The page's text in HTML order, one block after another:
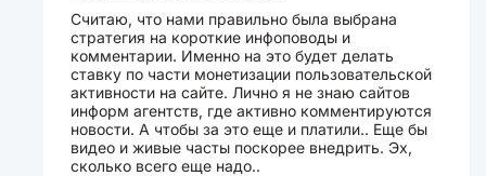
Считаю, что нами правильно была выбрана
стратегия на короткие инфоповоды и
комментарии. Именно на это будет делать
ставку по части монетизации пользовательской
активности на сайте. Лично я не знаю сайтов
информ агентств, где активно комментируются
новости. А чтобы за это еще и платили.. Еще бы
видео и живые часты поскорее внедрить. Эх,
сколько всего еще надо..